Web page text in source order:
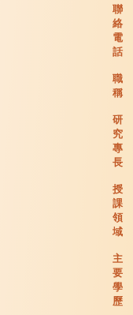
聯
絡
電
話
職
稱
研
究
專
長
授
課
領
域
主
要
學
歷